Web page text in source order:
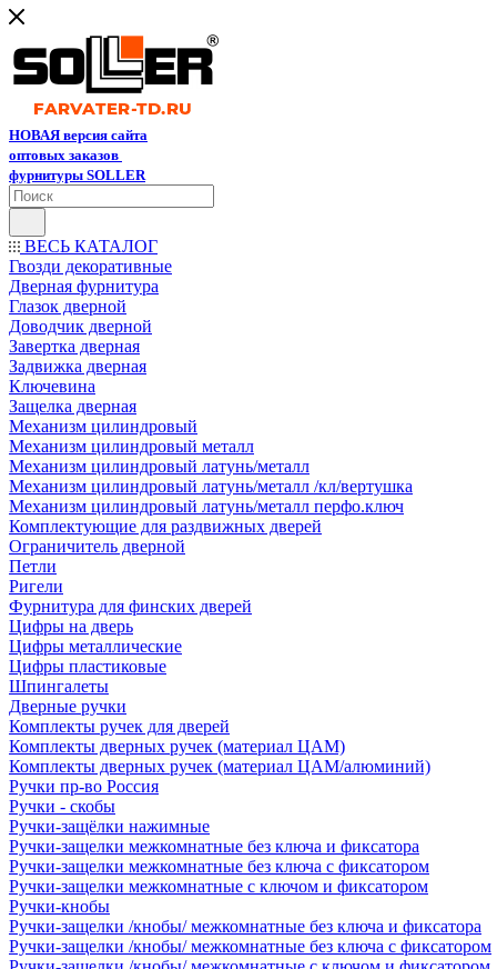
НОВАЯ версия сайта
оптовых заказов
фурнитуры SOLLER
ВЕСЬ КАТАЛОГ
Гвозди декоративные
Дверная фурнитура
Глазок дверной
Доводчик дверной
Завертка дверная
Задвижка дверная
Ключевина
Защелка дверная
Механизм цилиндровый
Механизм цилиндровый металл
Механизм цилиндровый латунь/металл
Механизм цилиндровый латунь/металл /кл/вертушка
Механизм цилиндровый латунь/металл перфо.ключ
Комплектующие для раздвижных дверей
Ограничитель дверной
Петли
Ригели
Фурнитура для финских дверей
Цифры на дверь
Цифры металлические
Цифры пластиковые
Шпингалеты
Дверные ручки
Комплекты ручек для дверей
Комплекты дверных ручек (материал ЦАМ)
Комплекты дверных ручек (материал ЦАМ/алюминий)
Ручки пр-во Россия
Ручки - скобы
Ручки-защёлки нажимные
Ручки-защелки межкомнатные без ключа и фиксатора
Ручки-защелки межкомнатные без ключа с фиксатором
Ручки-защелки межкомнатные с ключом и фиксатором
Ручки-кнобы
Ручки-защелки /кнобы/ межкомнатные без ключа и фиксатора
Ручки-защелки /кнобы/ межкомнатные без ключа с фиксатором